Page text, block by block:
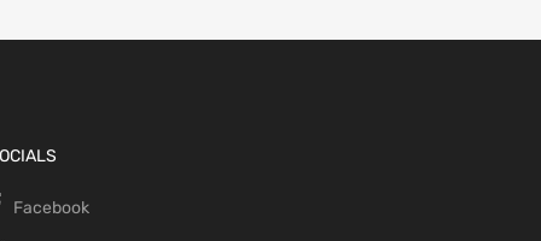
Facebook